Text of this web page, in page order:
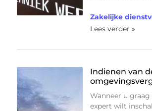
Zakelijke
Lees verder »
Indienen van
Wanneer u graag
expert wilt